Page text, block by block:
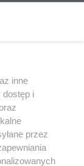
i
sposób (w
polu
w
użycie lub
prawa,
kary i może być
inne
dostęp i
przez